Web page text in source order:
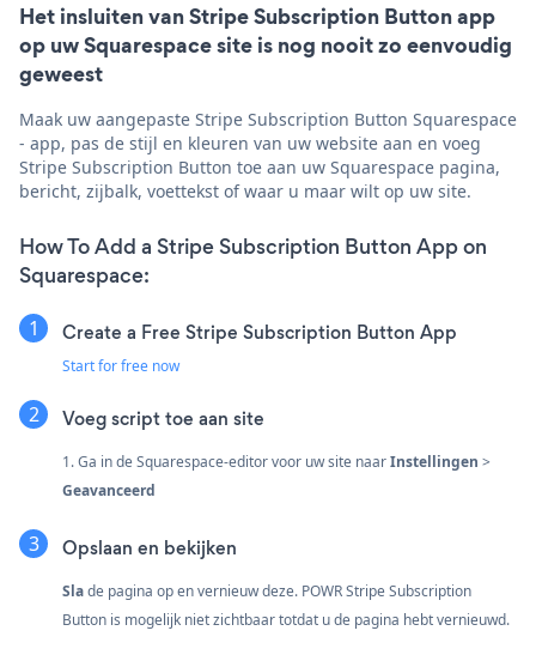
Het insluiten van Stripe Subscription Button app
op uw Squarespace site is nog nooit zo eenvoudig
geweest
Maak uw aangepaste Stripe Subscription Button Squarespace
- app, pas de stijl en kleuren van uw website aan en voeg
Stripe Subscription Button toe aan uw Squarespace pagina,
bericht, zijbalk, voettekst of waar u maar wilt op uw site.
How To Add a Stripe Subscription Button App on
Squarespace:
Create a Free Stripe Subscription Button App
Start for free now
Voeg script toe aan site
1. Ga in de Squarespace-editor voor uw site naarInstellingen >
Geavanceerd
Opslaan en bekijken
Slade pagina op en vernieuw deze. POWR Stripe Subscription
Button is mogelijk niet zichtbaar totdat u de pagina hebt vernieuwd.